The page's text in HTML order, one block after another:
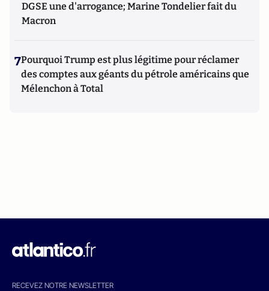
DGSE une d'arrogance; Marine Tondelier fait du
Macron
7Pourquoi Trump est plus légitime pour réclamer
des comptes aux géants du pétrole américains que
Mélenchon à Total
RECEVEZ NOTRE NEWSLETTER